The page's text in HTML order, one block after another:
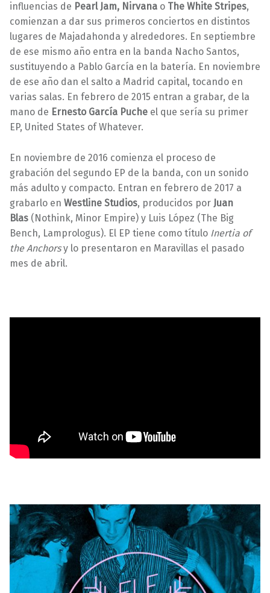
influencias de Pearl Jam, Nirvana o The White Stripes,
comienzan a dar sus primeros conciertos en distintos
lugares de Majadahonda y alrededores. En septiembre
de ese mismo año entra en la banda Nacho Santos,
sustituyendo a Pablo García en la batería. En noviembre
de ese año dan el salto a Madrid capital, tocando en
varias salas. En febrero de 2015 entran a grabar, de la
mano de Ernesto García Puche el que sería su primer
EP, United States of Whatever.
En noviembre de 2016 comienza el proceso de
grabación del segundo EP de la banda, con un sonido
más adulto y compacto. Entran en febrero de 2017 a
grabarlo en Westline Studios, producidos por Juan
Blas (Nothink, Minor Empire) y Luis López (The Big
Bench, Lamprologus). El EP tiene como título Inertia of
the Anchorsy lo presentaron en Maravillas el pasado
mes de abril.